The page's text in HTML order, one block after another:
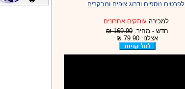
לפרטים נוספים ודרוג צופים ומבקרים
למכירה עותקים אחרונים
חדש - מחיר: 169.90 ₪
אצלנו: 79.90 ₪